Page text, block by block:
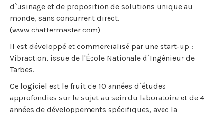
d`usinage et de proposition de solutions unique au
monde, sans concurrent direct.
(www.chattermaster.com)
Il est développé et commercialisé par une start-up :
Vibraction, issue de l'École Nationale d`Ingénieur de
Tarbes.
Ce logiciel est le fruit de 10 années d`études
approfondies sur le sujet au sein du laboratoire et de 4
années de développements spécifiques, avec la